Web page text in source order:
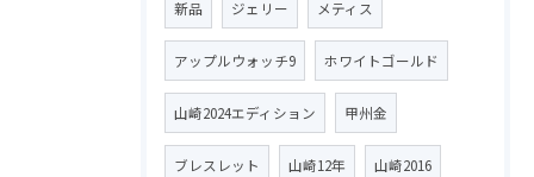
新品 ジェリー メティス
アップルウォッチ9 ホワイトゴールド
山崎2024エディション 甲州金
ブレスレット 山崎12年 山崎2016